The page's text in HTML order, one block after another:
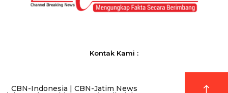
Kontak Kami :
CBN-Indonesia | CBN-Jatim News